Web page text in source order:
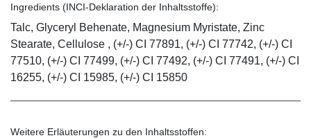
Ingredients (INCI-Deklaration der Inhaltsstoffe):
Talc, Glyceryl Behenate, Magnesium Myristate, Zinc
Stearate, Cellulose , (+/-) CI 77891, (+/-) CI 77742, (+/-) CI
77510, (+/-) CI 77499, (+/-) CI 77492, (+/-) CI 77491, (+/-) CI
16255, (+/-) CI 15985, (+/-) CI 15850
Weitere Erläuterungen zu den Inhaltsstoffen: